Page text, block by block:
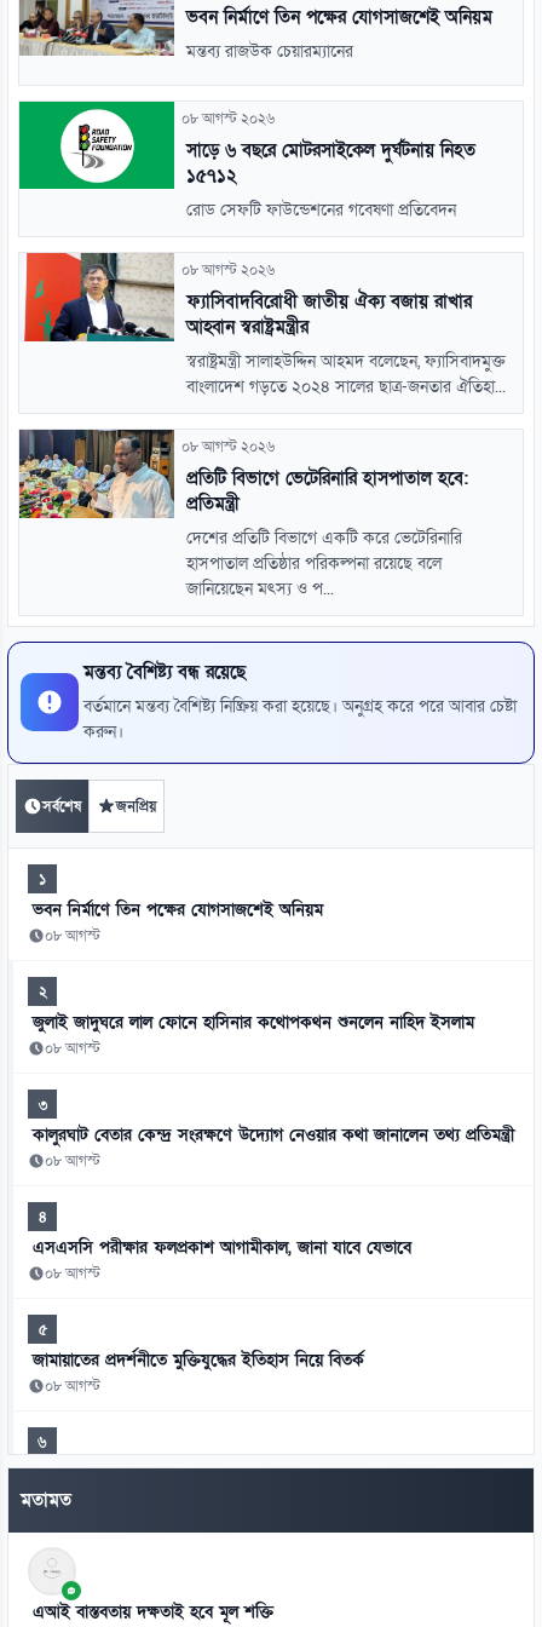
ভবন নির্মাণে তিন পক্ষের যোগসাজশেই অনিয়ম
মন্তব্য রাজউক চেয়ারম্যানের
০৮ আগস্ট ২০২৬
সাড়ে ৬ বছরে মোটরসাইকেল দুর্ঘটনায় নিহত
১৫৭১২
রোড সেফটি ফাউন্ডেশনের গবেষণা প্রতিবেদন
০৮ আগস্ট ২০২৬
ফ্যাসিবাদবিরোধী জাতীয় ঐক্য বজায় রাখার
আহ্বান স্বরাষ্ট্রমন্ত্রীর
স্বরাষ্ট্রমন্ত্রী সালাহউদ্দিন আহমদ বলেছেন, ফ্যাসিবাদমুক্ত
বাংলাদেশ গড়তে ২০২৪ সালের ছাত্র-জনতার ঐতিহা...
০৮ আগস্ট ২০২৬
প্রতিটি বিভাগে ভেটেরিনারি হাসপাতাল হবে:
প্রতিমন্ত্রী
দেশের প্রতিটি বিভাগে একটি করে ভেটেরিনারি
হাসপাতাল প্রতিষ্ঠার পরিকল্পনা রয়েছে বলে
জানিয়েছেন মৎস্য ও প...
মন্তব্য বৈশিষ্ট্য বন্ধ রয়েছে
বর্তমানে মন্তব্য বৈশিষ্ট্য নিষ্ক্রিয় করা হয়েছে। অনুগ্রহ করে পরে আবার চেষ্টা
করুন।
সর্বশেষ জনপ্রিয়
১
ভবন নির্মাণে তিন পক্ষের যোগসাজশেই অনিয়ম
০৮ আগস্ট
২
জুলাই জাদুঘরে লাল ফোনে হাসিনার কথোপকথন শুনলেন নাহিদ ইসলাম
০৮ আগস্ট
৩
কালুরঘাট বেতার কেন্দ্র সংরক্ষণে উদ্যোগ নেওয়ার কথা জানালেন তথ্য প্রতিমন্ত্রী
০৮ আগস্ট
৪
এসএসসি পরীক্ষার ফলপ্রকাশ আগামীকাল, জানা যাবে যেভাবে
০৮ আগস্ট
৫
জামায়াতের প্রদর্শনীতে মুক্তিযুদ্ধের ইতিহাস নিয়ে বিতর্ক
০৮ আগস্ট
৬
দীর্ঘদিনের অসুস্থতার পর না ফেরার দেশে মেসির বাবা
০৮ আগস্ট
৭
সাভারে বিএনপি নেতাকে হত্যার হুমকি, ব্যাগে গুলি-কাফন
০৮ আগস্ট
মতামত
এআই বাস্তবতায় দক্ষতাই হবে মূল শক্তি